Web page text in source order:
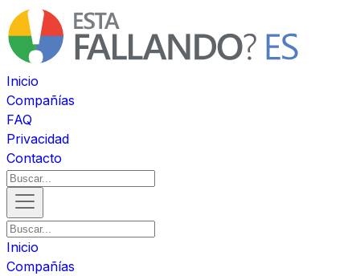
Inicio
Compañías
FAQ
Privacidad
Contacto
Inicio
Compañías